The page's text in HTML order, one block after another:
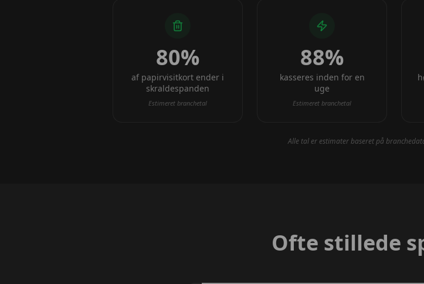
80%
af papirvisitkort ender i
skraldespanden
Estimeret branchetal
88%
kasseres inden for en
uge
Estimeret branchetal
Alle tal er estimater baseret på
Ofte stillede